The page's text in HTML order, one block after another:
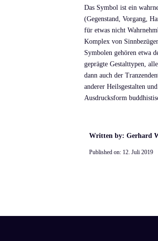
Das Symbol ist ein
(Gegenstand, Vorgang,
für etwas nicht
Komplex von
Symbolen gehören etwa
geprägte Gestalttypen,
dann auch der
anderer Heilsgestalten
Ausdrucksform
Written by: Gerhard
Published on: 12. Juli 2019